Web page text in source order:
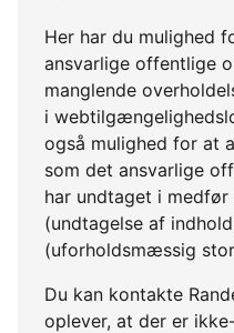
Her har du mulighed
ansvarlige offentlige
manglende
i
også mulighed for at
som det ansvarlige
har undtaget i medfør
(undtagelse af
(uforholdsmæssig
Du kan kontakte
oplever, at der er